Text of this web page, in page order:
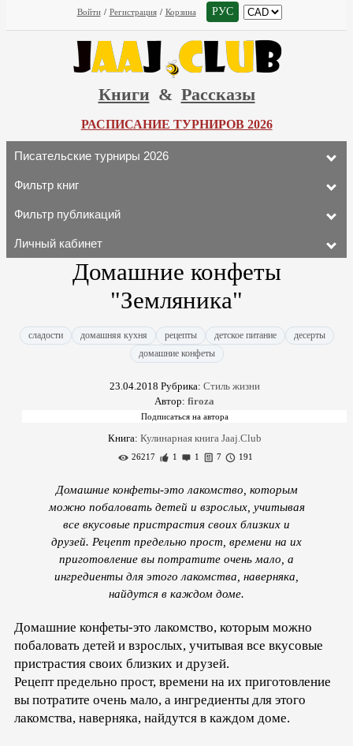
Войти / Регистрация / Корзина РУС
Книги & Рассказы
РАСПИСАНИЕ ТУРНИРОВ 2026
Писательские турниры 2026
Фильтр книг
Фильтр публикаций
Личный кабинет
Домашние конфеты
"Земляника"
сладости домашняя кухня рецепты детское питание
десерты
домашние конфеты
23.04.2018 Рубрика: Стиль жизни
Автор: firoza
Книга: Кулинарная книга Jaaj.Club
26217 1 1 7 191
Домашние конфеты-это лакомство, которым
можно побаловать детей и взрослых, учитывая
все вкусовые пристрастия своих близких и
друзей. Рецепт предельно прост, времени на их
приготовление вы потратите очень мало, а
ингредиенты для этого лакомства, наверняка,
найдутся в каждом доме.
Домашние конфеты-это лакомство, которым можно
побаловать детей и взрослых, учитывая все вкусовые
пристрастия своих близких и друзей.
Рецепт предельно прост, времени на их приготовление
вы потратите очень мало, а ингредиенты для этого
лакомства, наверняка, найдутся в каждом доме.